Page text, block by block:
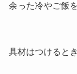
余った冷やご飯
具材はつけると